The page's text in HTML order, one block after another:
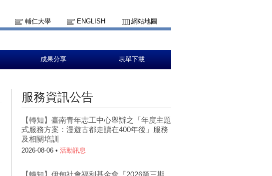
輔仁大學 ENGLISH 網站地圖
成果分享 表單下載
服務資訊公告
【轉知】臺南青年志工中心舉辦之「年度主題
式服務方案：漫遊古都走讀在400年後」服務
及相關培訓
2026-08-06 • 活動訊息
【轉知】伊甸社會福利基金會『2026第三期